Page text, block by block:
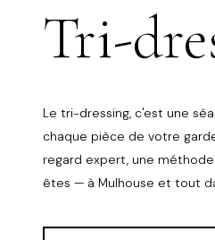
Tri-
Le tri-dressing, c'est une
chaque pièce de votre
regard expert, une
êtes — à Mulhouse et tout